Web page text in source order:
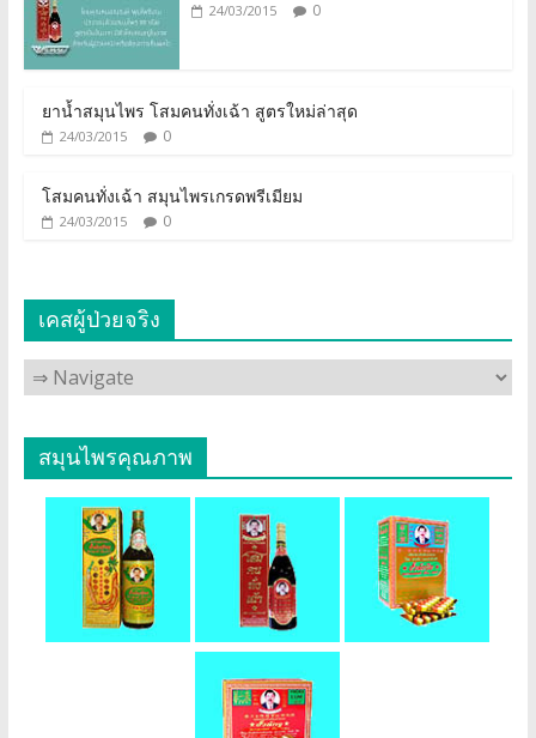
24/03/2015 0
ยาน้ำสมุนไพร โสมคนทั่งเฉ้า สูตรใหม่ล่าสุด
24/03/2015 0
โสมคนทั่งเฉ้า สมุนไพรเกรดพรีเมียม
24/03/2015 0
เคสผู้ป่วยจริง
สมุนไพรคุณภาพ